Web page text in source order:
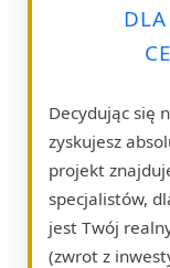
Decydując się
zyskujesz
projekt
specjalistów,
jest Twój
(zwrot z